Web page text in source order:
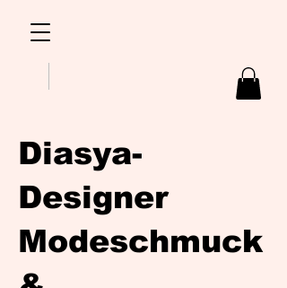
Diasya-
Designer
Modeschmuck